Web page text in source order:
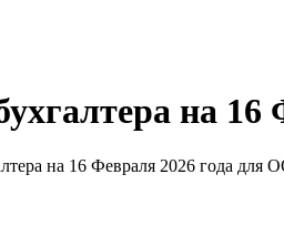
на 16
на 16 Февраля 2026 года